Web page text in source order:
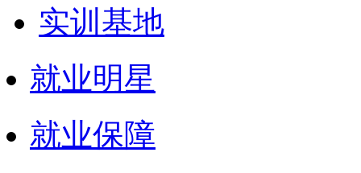
实训基地
就业明星
就业保障